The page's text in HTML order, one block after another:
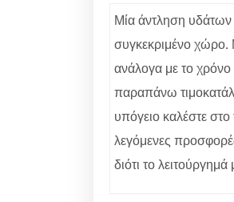
Μία άντληση υδάτων
συγκεκριμένο χώρο.
ανάλογα με το χρόνο
παραπάνω
υπόγειο καλέστε
λεγόμενες
διότι το